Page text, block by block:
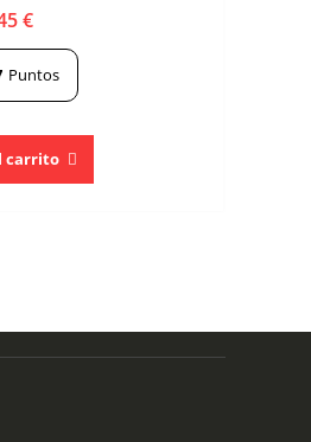
€
Puntos
carrito